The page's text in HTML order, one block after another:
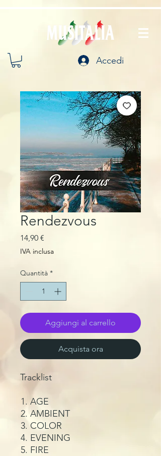
Accedi
Rendezvous
14,90 €
IVA inclusa
Quantità *
Aggiungi al carrello
Acquista ora
Tracklist
AGE
AMBIENT
COLOR
EVENING
FIRE